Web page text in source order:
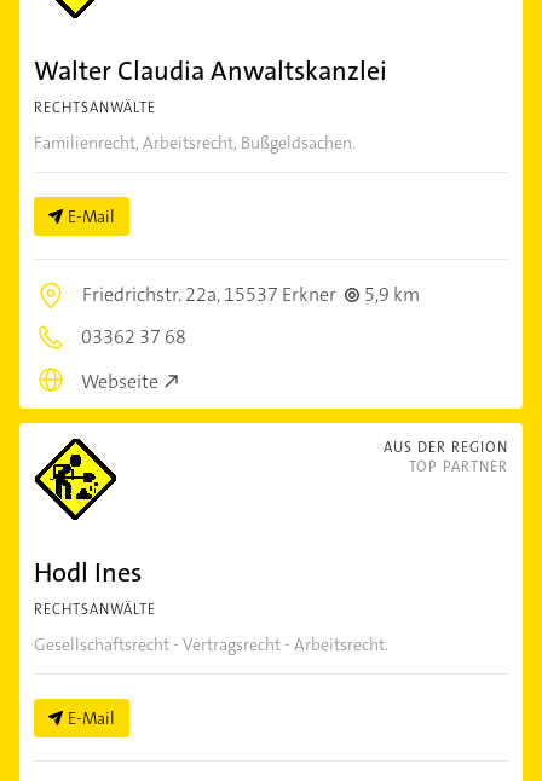
Walter Claudia Anwaltskanzlei
RECHTSANWÄLTE
Familienrecht, Arbeitsrecht, Bußgeldsachen.
E-Mail
Friedrichstr. 22a,15537 Erkner
5,9 km
03362 37 68
Webseite
AUS DER REGION
TOP PARTNER
Hodl Ines
RECHTSANWÄLTE
Gesellschaftsrecht - Vertragsrecht - Arbeitsrecht.
E-Mail